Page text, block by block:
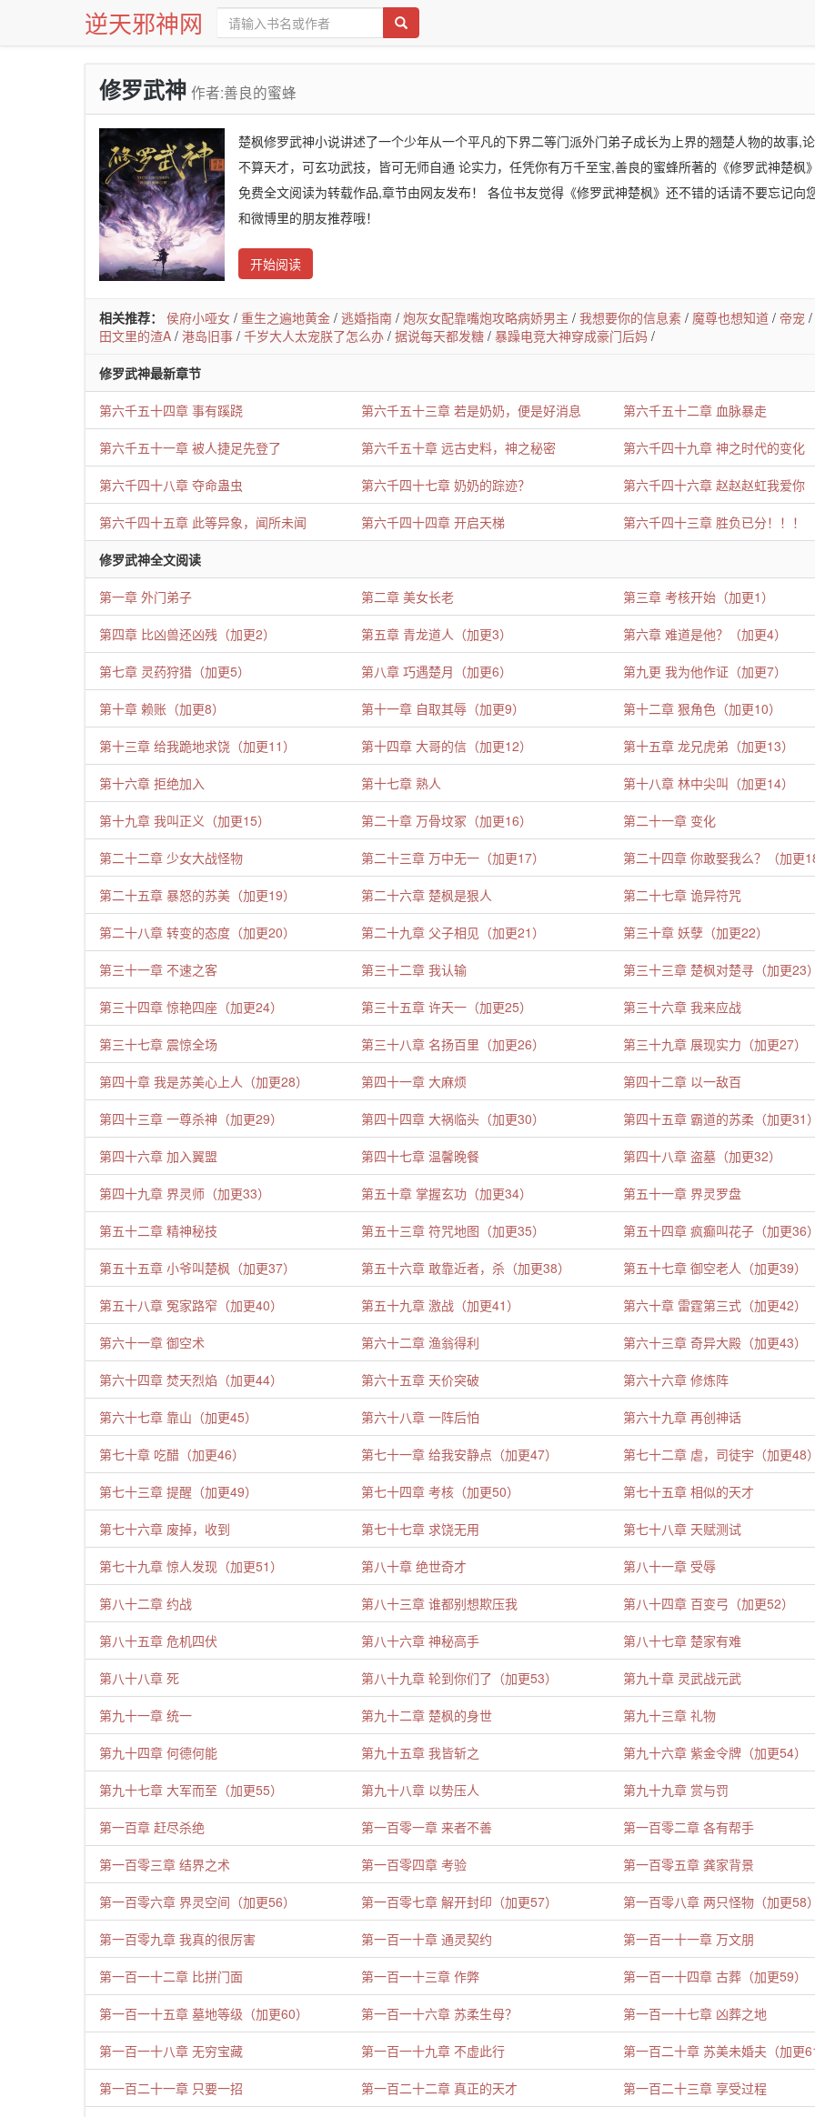
逆天邪神网
修罗武神 作者:善良的蜜蜂
楚枫修罗武神小说讲述了一个少年从一个平凡的下界二等门派外门弟子成长为上界的翘楚人物的故事,
不算天才，可玄功武技，皆可无师自通 论实力，任凭你有万千至宝,善良的蜜蜂所著的《修罗武神楚枫
免费全文阅读为转载作品,章节由网友发布！ 各位书友觉得《修罗武神楚枫》还不错的话请不要忘记向
和微博里的朋友推荐哦！
开始阅读
相关推荐： 侯府小哑女 / 重生之遍地黄金 / 逃婚指南 / 炮灰女配靠嘴炮攻略病娇男主 / 我想要你的信息素 / 魔尊也想知道 / 帝宠 /
田文里的渣A / 港岛旧事 / 千岁大人太宠朕了怎么办 / 据说每天都发糖 / 暴躁电竞大神穿成豪门后妈 /
修罗武神最新章节
第六千五十四章 事有蹊跷 第六千五十三章 若是奶奶，便是好消息 第六千五十二章 血脉暴走
第六千五十一章 被人捷足先登了 第六千五十章 远古史料，神之秘密 第六千四十九章 神之时代的变化
第六千四十八章 夺命蛊虫 第六千四十七章 奶奶的踪迹？ 第六千四十六章 赵赵赵虹我爱你
第六千四十五章 此等异象，闻所未闻 第六千四十四章 开启天梯 第六千四十三章 胜负已分！！！
修罗武神全文阅读
第一章 外门弟子 第二章 美女长老 第三章 考核开始（加更1）
第四章 比凶兽还凶残（加更2） 第五章 青龙道人（加更3） 第六章 难道是他？（加更4）
第七章 灵药狩猎（加更5） 第八章 巧遇楚月（加更6） 第九更 我为他作证（加更7）
第十章 赖账（加更8） 第十一章 自取其辱（加更9） 第十二章 狠角色（加更10）
第十三章 给我跪地求饶（加更11） 第十四章 大哥的信（加更12） 第十五章 龙兄虎弟（加更13）
第十六章 拒绝加入 第十七章 熟人 第十八章 林中尖叫（加更14）
第十九章 我叫正义（加更15） 第二十章 万骨坟冢（加更16） 第二十一章 变化
第二十二章 少女大战怪物 第二十三章 万中无一（加更17） 第二十四章 你敢娶我么？（加更
第二十五章 暴怒的苏美（加更19） 第二十六章 楚枫是狠人 第二十七章 诡异符咒
第二十八章 转变的态度（加更20） 第二十九章 父子相见（加更21） 第三十章 妖孽（加更22）
第三十一章 不速之客 第三十二章 我认输 第三十三章 楚枫对楚寻（加更23
第三十四章 惊艳四座（加更24） 第三十五章 许天一（加更25） 第三十六章 我来应战
第三十七章 震惊全场 第三十八章 名扬百里（加更26） 第三十九章 展现实力（加更27）
第四十章 我是苏美心上人（加更28） 第四十一章 大麻烦 第四十二章 以一敌百
第四十三章 一尊杀神（加更29） 第四十四章 大祸临头（加更30） 第四十五章 霸道的苏柔（加更31
第四十六章 加入翼盟 第四十七章 温馨晚餐 第四十八章 盗墓（加更32）
第四十九章 界灵师（加更33） 第五十章 掌握玄功（加更34） 第五十一章 界灵罗盘
第五十二章 精神秘技 第五十三章 符咒地图（加更35） 第五十四章 疯癫叫花子（加更36
第五十五章 小爷叫楚枫（加更37） 第五十六章 敢靠近者，杀（加更38） 第五十七章 御空老人（加更39）
第五十八章 冤家路窄（加更40） 第五十九章 激战（加更41） 第六十章 雷霆第三式（加更42）
第六十一章 御空术 第六十二章 渔翁得利 第六十三章 奇异大殿（加更43）
第六十四章 焚天烈焰（加更44） 第六十五章 天价突破 第六十六章 修炼阵
第六十七章 靠山（加更45） 第六十八章 一阵后怕 第六十九章 再创神话
第七十章 吃醋（加更46） 第七十一章 给我安静点（加更47） 第七十二章 虐，司徒宇（加更48
第七十三章 提醒（加更49） 第七十四章 考核（加更50） 第七十五章 相似的天才
第七十六章 废掉，收到 第七十七章 求饶无用 第七十八章 天赋测试
第七十九章 惊人发现（加更51） 第八十章 绝世奇才 第八十一章 受辱
第八十二章 约战 第八十三章 谁都别想欺压我 第八十四章 百变弓（加更52）
第八十五章 危机四伏 第八十六章 神秘高手 第八十七章 楚家有难
第八十八章 死 第八十九章 轮到你们了（加更53） 第九十章 灵武战元武
第九十一章 统一 第九十二章 楚枫的身世 第九十三章 礼物
第九十四章 何德何能 第九十五章 我皆斩之 第九十六章 紫金令牌（加更54）
第九十七章 大军而至（加更55） 第九十八章 以势压人 第九十九章 赏与罚
第一百章 赶尽杀绝 第一百零一章 来者不善 第一百零二章 各有帮手
第一百零三章 结界之术 第一百零四章 考验 第一百零五章 龚家背景
第一百零六章 界灵空间（加更56） 第一百零七章 解开封印（加更57） 第一百零八章 两只怪物（加更58
第一百零九章 我真的很厉害 第一百一十章 通灵契约 第一百一十一章 万文朋
第一百一十二章 比拼门面 第一百一十三章 作弊 第一百一十四章 古葬（加更59）
第一百一十五章 墓地等级（加更60） 第一百一十六章 苏柔生母？ 第一百一十七章 凶葬之地
第一百一十八章 无穷宝藏 第一百一十九章 不虚此行 第一百二十章 苏美未婚夫（加更
第一百二十一章 只要一招 第一百二十二章 真正的天才 第一百二十三章 享受过程